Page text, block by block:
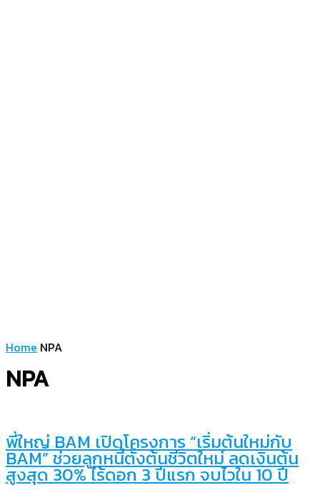
Home NPA
NPA
พี่ใหญ่ BAM เปิดโครงการ “เริ่มต้นใหม่กับ
BAM” ช่วยลูกหนี้ตั้งต้นชีวิตใหม่ ลดเงินต้น
สูงสุด 30% ไร้ดอก 3 ปีแรก จบไวใน 10 ปี